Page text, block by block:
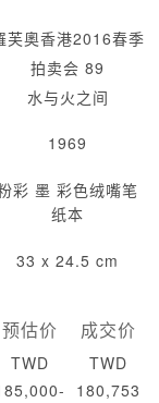
芙奧香港2016春季
拍卖会 89
水与火之间
1969
彩 墨 彩色绒嘴笔
纸本
33 x 24.5 cm
预估价
TWD
成交价
TWD
180,753